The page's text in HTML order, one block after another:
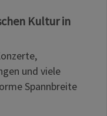
Kultur in
und viele
Spannbreite